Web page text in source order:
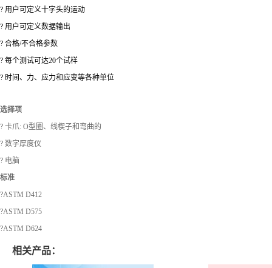
? 用户可定义十字头的运动
? 用户可定义数据输出
? 合格/不合格参数
? 每个测试可达20个试样
? 时间、力、应力和应变等各种单位
选择项
? 卡爪: O型圈、线楔子和弯曲的
? 数字厚度仪
? 电脑
标准
?ASTM D412
?ASTM D575
?ASTM D624
相关产品：